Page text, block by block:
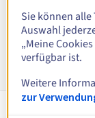
Sie können
Auswahl
„Meine
verfügbar ist.
Weitere
zur